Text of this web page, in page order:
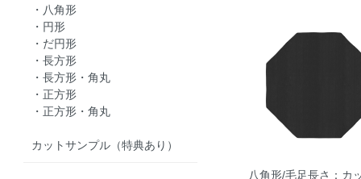
八角形/毛足長さ：カ
・八角形
・円形
・だ円形
・長方形
・長方形・角丸
・正方形
・正方形・角丸
カットサンプル（特典あり）